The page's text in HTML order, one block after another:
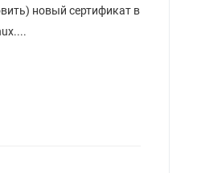
новый сертификат в